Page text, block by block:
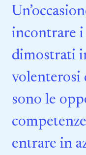
incontrare i
dimostrati
volenterosi
sono le
entrare in